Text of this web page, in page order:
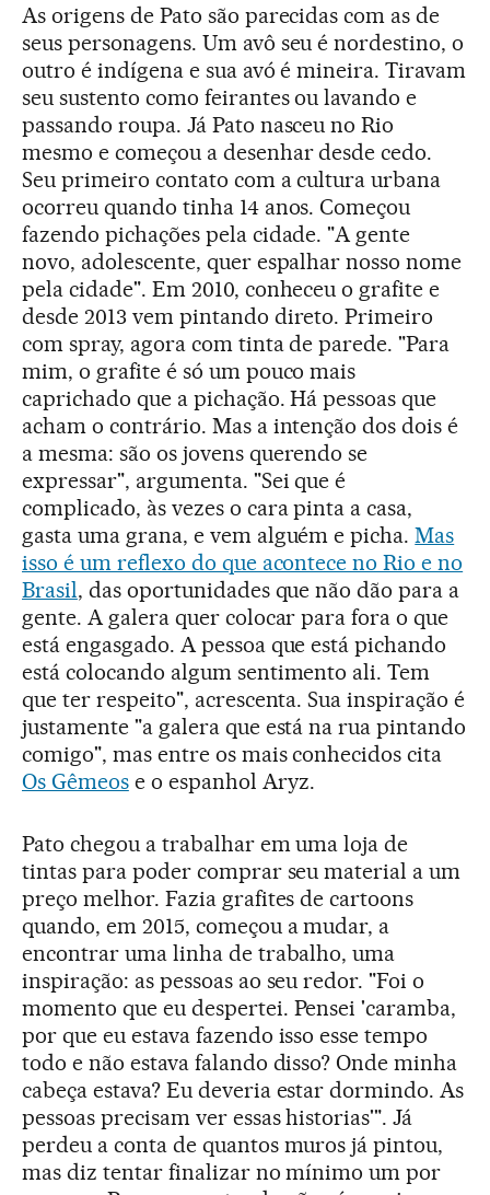
As origens de Pato são parecidas com as de
seus personagens. Um avô seu é nordestino, o
outro é indígena e sua avó é mineira. Tiravam
seu sustento como feirantes ou lavando e
passando roupa. Já Pato nasceu no Rio
mesmo e começou a desenhar desde cedo.
Seu primeiro contato com a cultura urbana
ocorreu quando tinha 14 anos. Começou
fazendo pichações pela cidade. "A gente
novo, adolescente, quer espalhar nosso nome
pela cidade". Em 2010, conheceu o grafite e
desde 2013 vem pintando direto. Primeiro
com spray, agora com tinta de parede. "Para
mim, o grafite é só um pouco mais
caprichado que a pichação. Há pessoas que
acham o contrário. Mas a intenção dos dois é
a mesma: são os jovens querendo se
expressar", argumenta. "Sei que é
complicado, às vezes o cara pinta a casa,
gasta uma grana, e vem alguém e picha.Mas
isso é um reflexo do que acontece no Rio e no
Brasil, das oportunidades que não dão para a
gente. A galera quer colocar para fora o que
está engasgado. A pessoa que está pichando
está colocando algum sentimento ali. Tem
que ter respeito", acrescenta. Sua inspiração é
justamente "a galera que está na rua pintando
comigo", mas entre os mais conhecidos cita
Os Gêmeose o espanhol Aryz.
Pato chegou a trabalhar em uma loja de
tintas para poder comprar seu material a um
preço melhor. Fazia grafites de cartoons
quando, em 2015, começou a mudar, a
encontrar uma linha de trabalho, uma
inspiração: as pessoas ao seu redor. "Foi o
momento que eu despertei. Pensei 'caramba,
por que eu estava fazendo isso esse tempo
todo e não estava falando disso? Onde minha
cabeça estava? Eu deveria estar dormindo. As
pessoas precisam ver essas historias'". Já
perdeu a conta de quantos muros já pintou,
mas diz tentar finalizar no mínimo um por